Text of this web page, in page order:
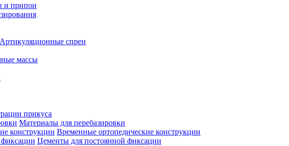
и припои
Артикуляционные спреи
массы
прикуса
Материалы для перебазировки
Временные ортопедические конструкции
Цементы для постоянной фиксации